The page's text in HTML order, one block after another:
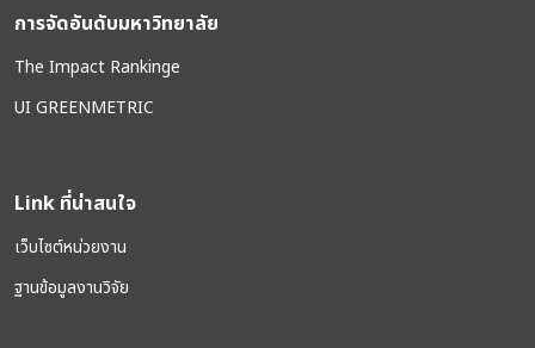
การจัดอันดับมหาวิทยาลัย
The Impact Rankinge
UI GREENMETRIC
Link ที่น่าสนใจ
เว็บไซต์หน่วยงาน
ฐานข้อมูลงานวิจัย